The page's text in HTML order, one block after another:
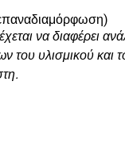
επαναδιαμόρφωση)
να διαφέρει
του υλισμικού και